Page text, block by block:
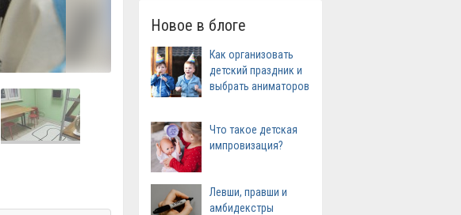
Новое в блоге
Как организовать
детский праздник и
выбрать аниматоров
Что такое детская
импровизация?
Левши, правши и
амбидекстры